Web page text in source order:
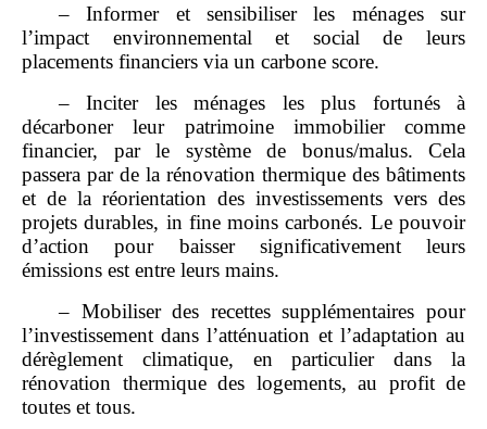
– Informer et sensibiliser les ménages sur
l’impact environnemental et social de leurs
placements financiers via un carbone score.
– Inciter les ménages les plus fortunés à
décarboner leur patrimoine immobilier comme
financier, par le système de bonus/malus. Cela
passera par de la rénovation thermique des bâtiments
et de la réorientation des investissements vers des
projets durables, in fine moins carbonés. Le pouvoir
d’action pour baisser significativement leurs
émissions est entre leurs mains.
– Mobiliser des recettes supplémentaires pour
l’investissement dans l’atténuation et l’adaptation au
dérèglement climatique, en particulier dans la
rénovation thermique des logements, au profit de
toutes et tous.